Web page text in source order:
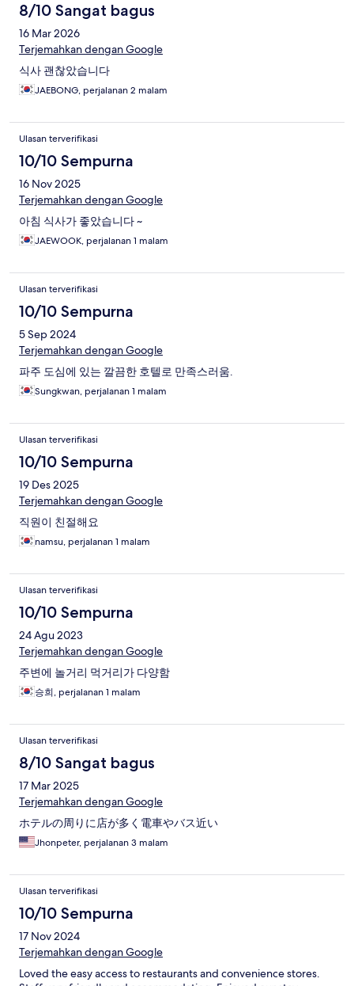
8/10 Sangat bagus
16 Mar 2026
Terjemahkan dengan Google
식사 괜찮았습니다
JAEBONG, perjalanan 2 malam
Ulasan terverifikasi
10/10 Sempurna
16 Nov 2025
Terjemahkan dengan Google
아침 식사가 좋았습니다 ~
JAEWOOK, perjalanan 1 malam
Ulasan terverifikasi
10/10 Sempurna
5 Sep 2024
Terjemahkan dengan Google
파주 도심에 있는 깔끔한 호텔로 만족스러움.
Sungkwan, perjalanan 1 malam
Ulasan terverifikasi
10/10 Sempurna
19 Des 2025
Terjemahkan dengan Google
직원이 친절해요
namsu, perjalanan 1 malam
Ulasan terverifikasi
10/10 Sempurna
24 Agu 2023
Terjemahkan dengan Google
주변에 놀거리 먹거리가 다양함
승희, perjalanan 1 malam
Ulasan terverifikasi
8/10 Sangat bagus
17 Mar 2025
Terjemahkan dengan Google
ホテルの周りに店が多く電車やバス近い
Jhonpeter, perjalanan 3 malam
Ulasan terverifikasi
10/10 Sempurna
17 Nov 2024
Terjemahkan dengan Google
Loved the easy access to restaurants and convenience stores.